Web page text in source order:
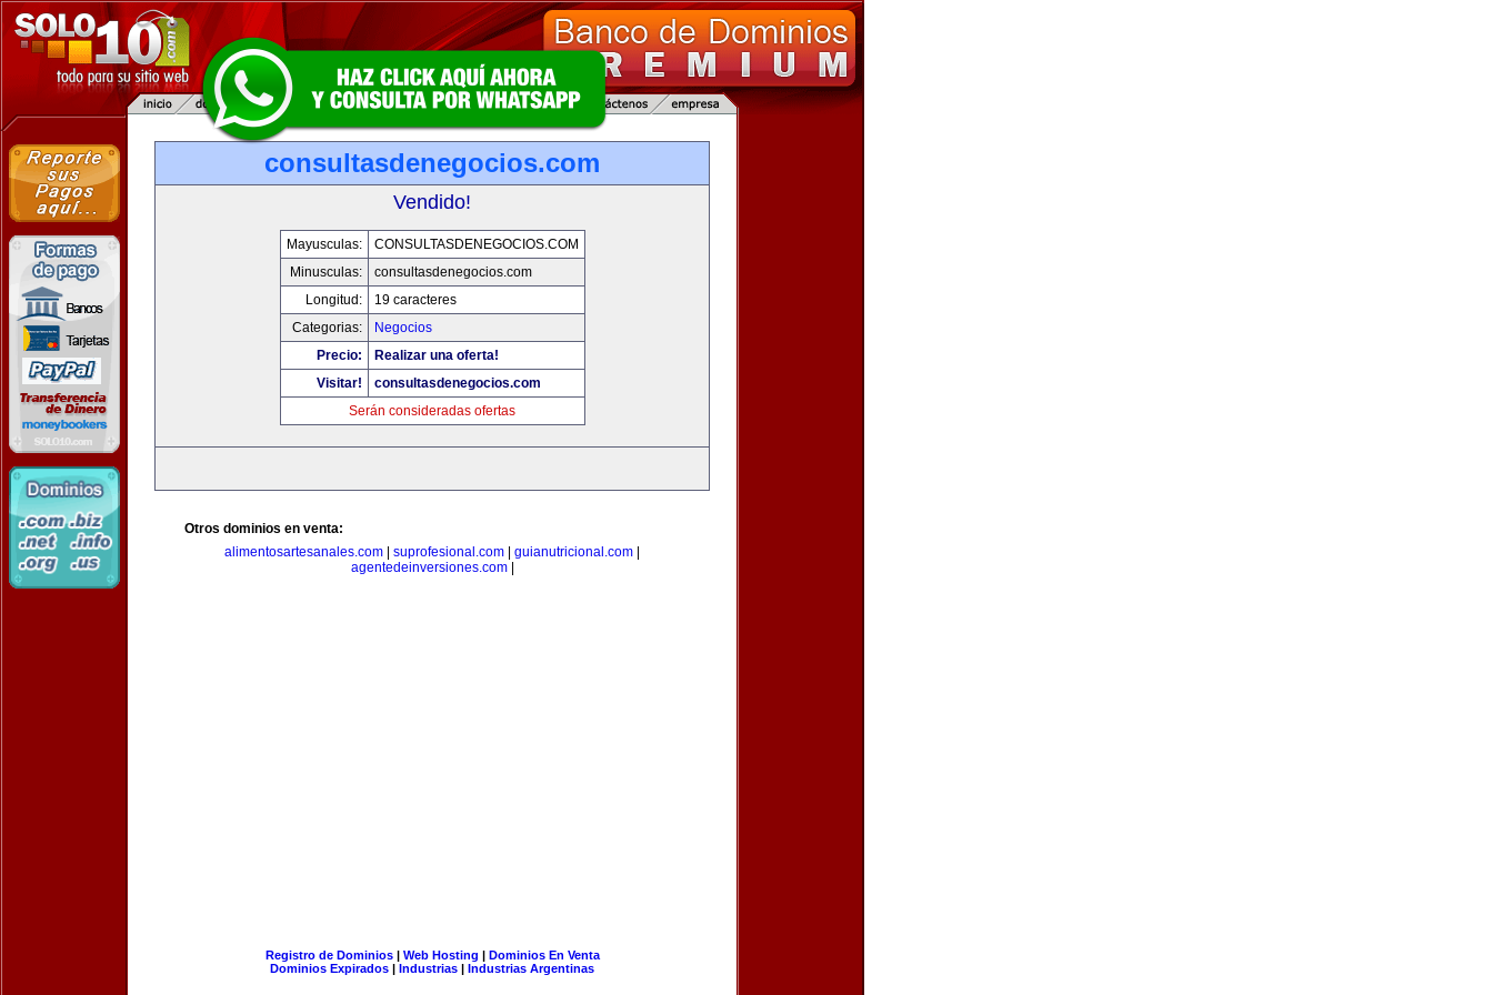
consultasdenegocios.com
Vendido!
Mayusculas:
CONSULTASDENEGOCIOS.COM
Minusculas:
consultasdenegocios.com
Longitud:
19 caracteres
Categorias:
Negocios
Precio:
Realizar una oferta!
Visitar!
consultasdenegocios.com
Serán consideradas ofertas
Otros dominios en venta:
alimentosartesanales.com
suprofesional.com guianutricional.com
agentedeinversiones.com|
Registro de Dominios| Web Hosting | Dominios En Venta
Dominios Expirados | Industrias | Industrias Argentinas